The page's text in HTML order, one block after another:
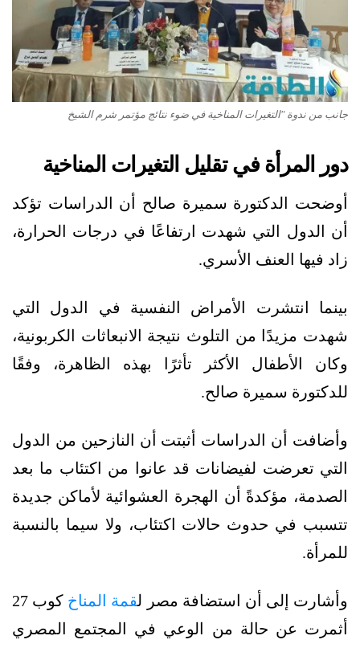
جانب من ندوة "التغيرات المناخية في ضوء نتائج مؤتمر شرم الشيخ
دور المرأة في تقليل التغيرات المناخية
أوضحت الدكتورة سميرة صالح أن الدراسات تؤكد
أن الدول التي شهدت ارتفاعًا في درجات الحرارة،
زاد فيها العنف الأسري.
بينما انتشرت الأمراض النفسية في الدول التي
شهدت مزيدًا من التلوث نتيجة الانبعاثات الكربونية،
وكان الأطفال الأكثر تأثرًا بهذه الظاهرة، وفقًا
للدكتورة سميرة صالح.
وأضافت أن الدراسات أثبتت أن النازحين من الدول
التي تعرضت لفيضانات قد عانوا من اكتئاب ما بعد
الصدمة، مؤكدةً أن الهجرة العشوائية لأماكن جديدة
تتسبب في حدوث حالات اكتئاب، ولا سيما بالنسبة
للمرأة.
وأشارت إلى أن استضافة مصر لقمة المناخ
كوب 27
أثمرت عن حالة من الوعي في المجتمع المصري